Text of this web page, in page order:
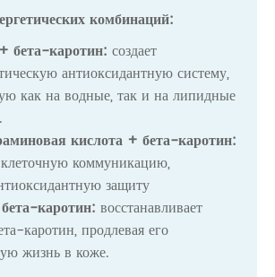
комбинаций:
бета-каротин: создает
антиоксидантную систему,
как на водные, так и на липидные
кислота + бета-каротин:
коммуникацию,
защиту
каротин: восстанавливает
каротин, продлевая его
жизнь в коже.